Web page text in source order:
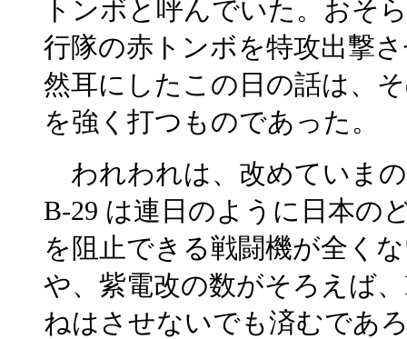
トンボと呼んでいた。おそ
行隊の赤トンボを特攻出撃
然耳にしたこの日の話は、
を強く打つものであった。
われわれは、改めていま
B-29 は連日のように日本の
を阻止できる戦闘機が全く
や、紫電改の数がそろえば
ねはさせないでも済むであ